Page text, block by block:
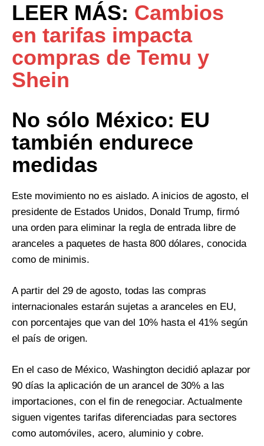
LEER MÁS: Cambios
en tarifas impacta
compras de Temu y
Shein
No sólo México: EU
también endurece
medidas
Este movimiento no es aislado. A inicios de agosto, el
presidente de Estados Unidos, Donald Trump, firmó
una orden para eliminar la regla de entrada libre de
aranceles a paquetes de hasta 800 dólares, conocida
como de minimis.
A partir del 29 de agosto, todas las compras
internacionales estarán sujetas a aranceles en EU,
con porcentajes que van del 10% hasta el 41% según
el país de origen.
En el caso de México, Washington decidió aplazar por
90 días la aplicación de un arancel de 30% a las
importaciones, con el fin de renegociar. Actualmente
siguen vigentes tarifas diferenciadas para sectores
como automóviles, acero, aluminio y cobre.